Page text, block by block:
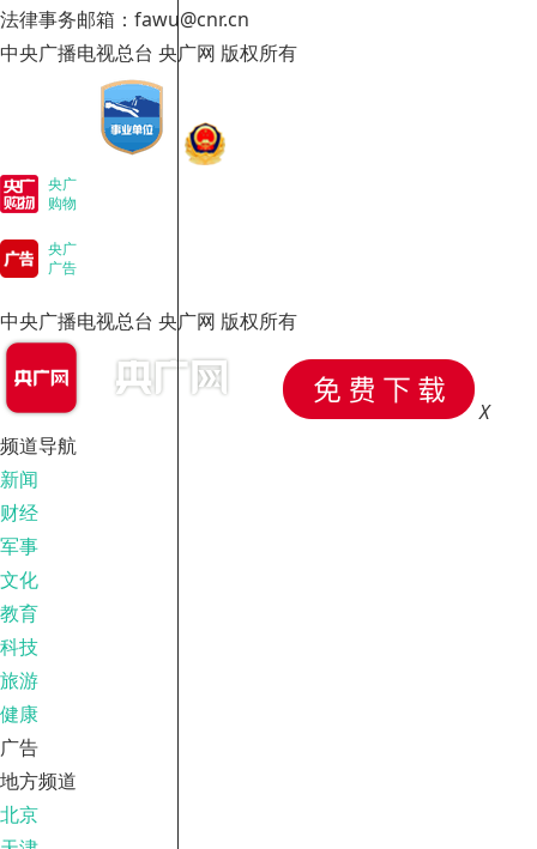
法律事务邮箱：fawu@cnr.cn
中央广播电视总台 央广网 版权所有
央广
购物
央广
广告
中央广播电视总台 央广网 版权所有
X
频道导航
新闻
财经
军事
文化
教育
科技
旅游
健康
广告
地方频道
北京